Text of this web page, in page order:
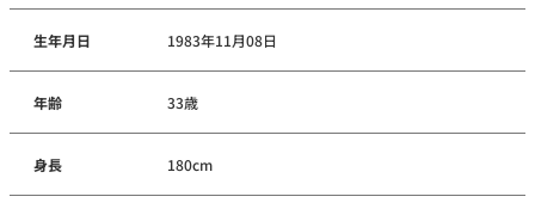
生年月日 1983年11月08日
年齢 33歳
身長 180cm